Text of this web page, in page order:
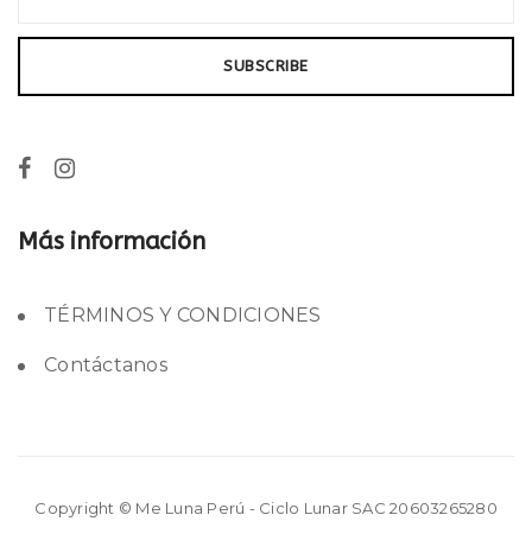
Más información
TÉRMINOS Y CONDICIONES
Contáctanos
Copyright © Me Luna Perú - Ciclo Lunar SAC 20603265280